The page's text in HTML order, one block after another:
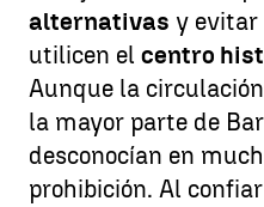
alternativas y evitar
utilicen el centro
Aunque la
la mayor parte de
desconocían en
prohibición. Al